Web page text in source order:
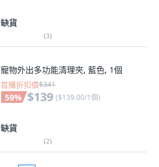
缺貨
(3)
寵物外出多功能清理夾, 藍色, 1個
首購折扣價$341
59% $139 ($139.00/1個)
缺貨
(2)